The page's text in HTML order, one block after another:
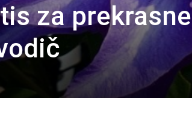
za prekrasne